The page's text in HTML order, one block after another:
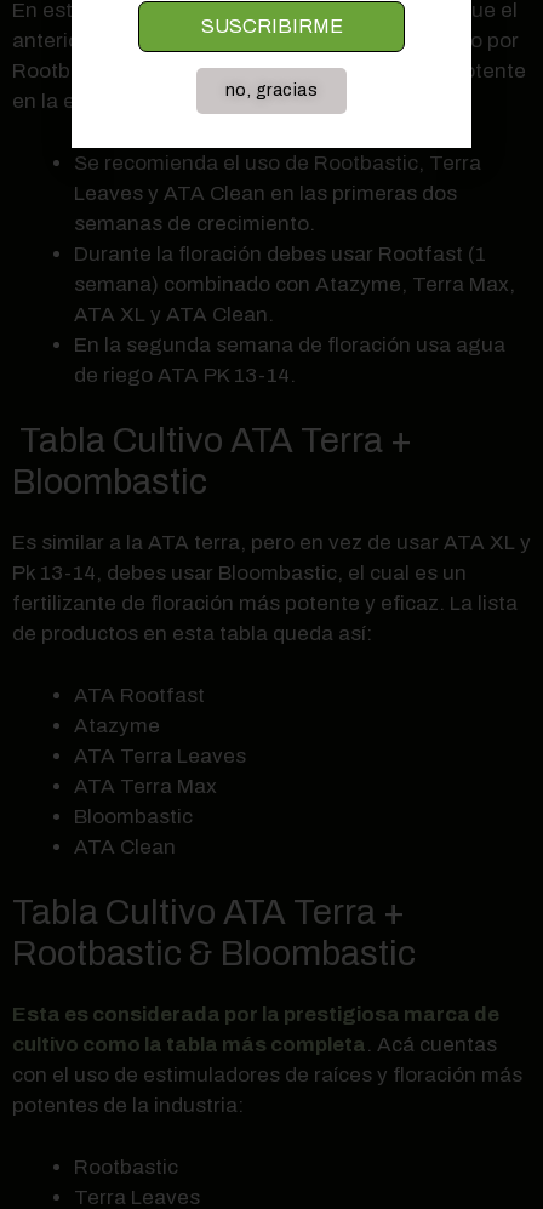
En esta tabla se utilizan los mismos productos que el
anterior, salvo ATA Rootfast, el cual es sustituido por
Rootbastic. Este último ofrece un efecto más potente
en la estimulación de las raíces.
Se recomienda el uso de Rootbastic, Terra
Leaves y ATA Clean en las primeras dos
semanas de crecimiento.
Durante la floración debes usar Rootfast (1
semana) combinado con Atazyme, Terra Max,
ATA XL y ATA Clean.
En la segunda semana de floración usa agua
de riego ATA PK 13-14.
Tabla Cultivo ATA Terra +
Bloombastic
Es similar a la ATA terra, pero en vez de usar ATA XL y
Pk 13-14, debes usar Bloombastic, el cual es un
fertilizante de floración más potente y eficaz. La lista
de productos en esta tabla queda así:
ATA Rootfast
Atazyme
ATA Terra Leaves
ATA Terra Max
Bloombastic
ATA Clean
Tabla Cultivo ATA Terra +
Rootbastic & Bloombastic
Esta es considerada por la prestigiosa marca de
cultivo como la tabla más completa. Acá cuentas
con el uso de estimuladores de raíces y floración más
potentes de la industria:
Rootbastic
Terra Leaves
SUSCRIBIRME
no, gracias